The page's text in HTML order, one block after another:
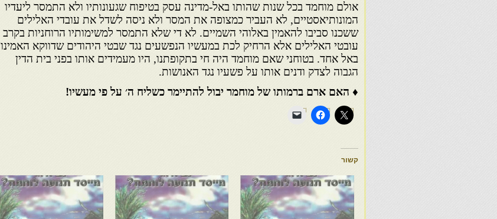
אולם מוחמד בכל שנות שהותו באל-מדינה עסק בטיפוח שגעונותיו ולא התמסר ליעדיו
המונותיאסטיים, לא העביר כמצופה את המסר ולא ניסה לשדל את עובדי האלילים
ששכנו סביבו להאמין באלוהי השמיים. לא די שלא התמסר למשימותיו הרוחניות בקרב
עובטי האלילים אלא הרחיק לכת במעשיו הנפשעים נגד שבטי היהודים שדווקא האמינו
באל אחד. בטוחני שאם מוחמד היה חי בתקופתנו, היו מעמידים אותו בפני בית הדין
הגבוה לצדק ודנים אותו על פשעיו נגד האנושות.
♦ האם ארם ברמותו של מוחמר יבול להתיימר כשליח ה׳ על פי מעשיו!
קשור